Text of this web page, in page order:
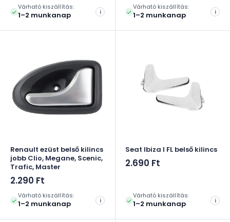
Várható kiszállítás:
1–2 munkanap i
Várható kiszállítás:
1–2 munkanap i
Renault ezüst belső kilincs
jobb Clio, Megane, Scenic,
Trafic, Master
Akciós
2.290 Ft
Várható kiszállítás:
1–2 munkanap i
Seat Ibiza I FL belső kilincs
Akciós
2.690 Ft
Várható kiszállítás:
1–2 munkanap i